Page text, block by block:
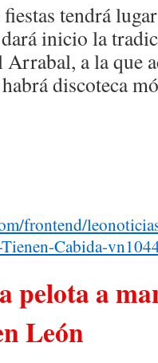
tendrá
inicio la
a la que
discoteca
frontend/
Cabida-
pelota a
León